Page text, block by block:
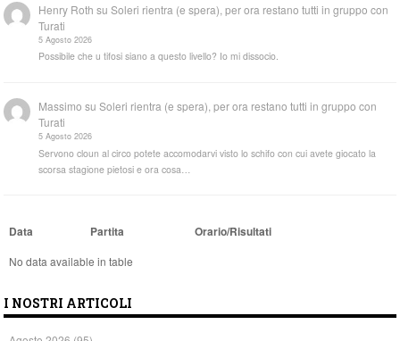
Henry Roth suSoleri rientra (e spera), per ora restano tutti in gruppo con
Turati
5 Agosto 2026
Possibile che u tifosi siano a questo livello? Io mi dissocio.
Massimo suSoleri rientra (e spera), per ora restano tutti in gruppo con
Turati
5 Agosto 2026
Servono cloun al circo potete accomodarvi visto lo schifo con cui avete giocato la
scorsa stagione pietosi e ora cosa…
Data Partita Orario/Risultati
No data available in table
I NOSTRI ARTICOLI